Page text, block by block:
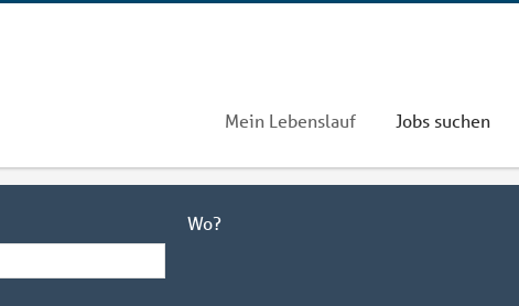
Mein Lebenslauf Jobs suchen
Wo?